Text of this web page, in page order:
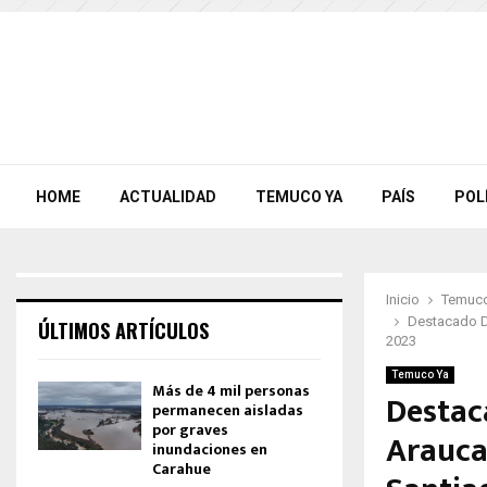
HOME ACTUALIDAD TEMUCO YA PAÍS
Inicio
Destacado
2023
Temuco Ya
ÚLTIMOS ARTÍCULOS
Más de 4 mil personas
permanecen aisladas
por graves
inundaciones en
Carahue